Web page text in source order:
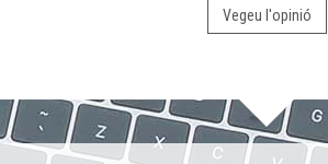
Vegeu l'opinió